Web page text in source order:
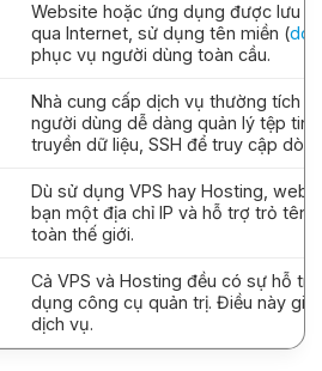
Website hoặc ứng dụng được lưu
qua Internet, sử dụng tên miền (
phục vụ người dùng toàn cầu.
Nhà cung cấp dịch vụ thường tích
người dùng dễ dàng quản lý tệp tin,
truyền dữ liệu, SSH để truy cập
Dù sử dụng VPS hay Hosting,
bạn một địa chỉ IP và hỗ trợ trỏ tên
toàn thế giới.
Cả VPS và Hosting đều có sự hỗ
dụng công cụ quản trị. Điều này
dịch vụ.